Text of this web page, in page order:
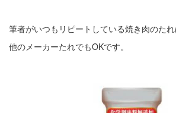
筆者がいつもリピートしている焼き肉のたれ
他のメーカーたれでもOKです。